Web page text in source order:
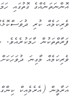
އޮންނަތަނެއްގެ ގޮތުގައި
ވެރިކަމެއް ކުރި
ފަރާތްތަކުން
ވެރިކަމެއް މާގިނަ
އަރާމީން (އެރެމެއިކް